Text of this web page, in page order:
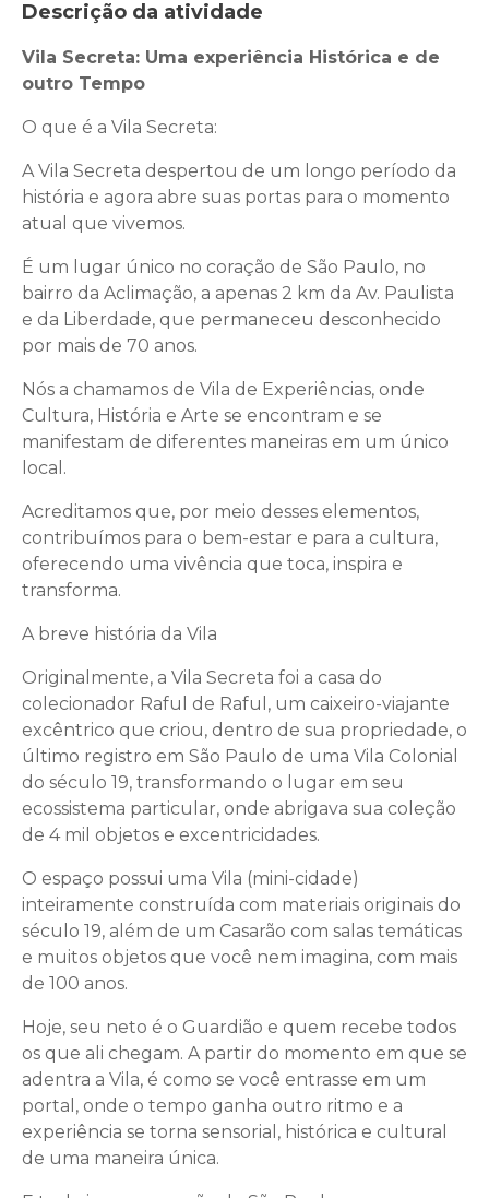
Descrição da atividade
Vila Secreta: Uma experiência Histórica e de
outro Tempo
O que é a Vila Secreta:
A Vila Secreta despertou de um longo período da
história e agora abre suas portas para o momento
atual que vivemos.
É um lugar único no coração de São Paulo, no
bairro da Aclimação, a apenas 2 km da Av. Paulista
e da Liberdade, que permaneceu desconhecido
por mais de 70 anos.
Nós a chamamos de Vila de Experiências, onde
Cultura, História e Arte se encontram e se
manifestam de diferentes maneiras em um único
local.
Acreditamos que, por meio desses elementos,
contribuímos para o bem-estar e para a cultura,
oferecendo uma vivência que toca, inspira e
transforma.
A breve história da Vila
Originalmente, a Vila Secreta foi a casa do
colecionador Raful de Raful, um caixeiro-viajante
excêntrico que criou, dentro de sua propriedade, o
último registro em São Paulo de uma Vila Colonial
do século 19, transformando o lugar em seu
ecossistema particular, onde abrigava sua coleção
de 4 mil objetos e excentricidades.
O espaço possui uma Vila (mini-cidade)
inteiramente construída com materiais originais do
século 19, além de um Casarão com salas temáticas
e muitos objetos que você nem imagina, com mais
de 100 anos.
Hoje, seu neto é o Guardião e quem recebe todos
os que ali chegam. A partir do momento em que se
adentra a Vila, é como se você entrasse em um
portal, onde o tempo ganha outro ritmo e a
experiência se torna sensorial, histórica e cultural
de uma maneira única.